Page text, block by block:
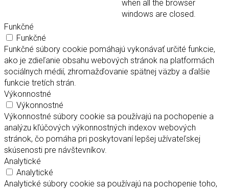
when all the browser
windows are closed.
Funkčné
Funkčné
Funkčné súbory cookie pomáhajú vykonávať určité funkcie,
ako je zdieľanie obsahu webových stránok na platformách
sociálnych médií, zhromažďovanie spätnej väzby a ďalšie
funkcie tretích strán.
Výkonnostné
Výkonnostné
Výkonnostné súbory cookie sa používajú na pochopenie a
analýzu kľúčových výkonnostných indexov webových
stránok, čo pomáha pri poskytovaní lepšej užívateľskej
skúsenosti pre návštevníkov.
Analytické
Analytické
Analytické súbory cookie sa používajú na pochopenie toho,